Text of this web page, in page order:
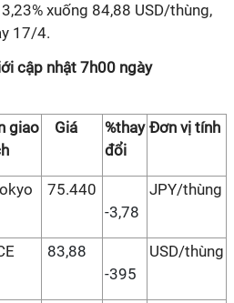
xuống 84,88 USD/thùng,
17/4.
cập nhật 7h00 ngày
giao
Giá
%thay
đổi
Đơn vị tính
75.440
-3,78
JPY/thùng
83,88
-395
USD/thùng